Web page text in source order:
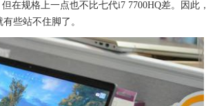
在规格上一点也不比七代i7 7700HQ差。因此，
些站不住脚了。